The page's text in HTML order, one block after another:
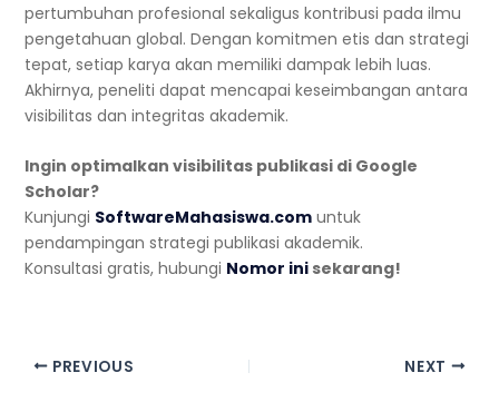
pertumbuhan profesional sekaligus kontribusi pada ilmu
pengetahuan global. Dengan komitmen etis dan strategi
tepat, setiap karya akan memiliki dampak lebih luas.
Akhirnya, peneliti dapat mencapai keseimbangan antara
visibilitas dan integritas akademik.
Ingin optimalkan visibilitas publikasi di Google
Scholar?
Kunjungi SoftwareMahasiswa.comuntuk
pendampingan strategi publikasi akademik.
Konsultasi gratis, hubungi Nomor inisekarang!
PREVIOUS NEXT